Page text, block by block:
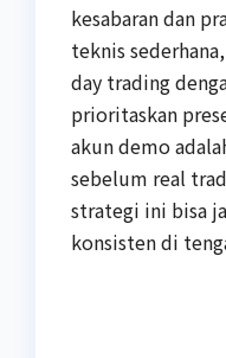
kesabaran dan
teknis
day trading
prioritaskan
akun demo
sebelum real
strategi ini bisa
konsisten di